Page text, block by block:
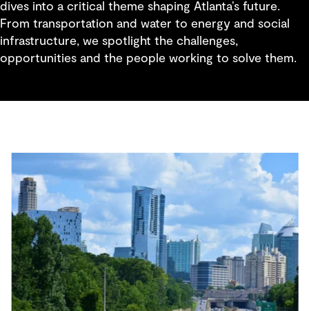
dives into a critical theme shaping Atlanta’s future.
From transportation and water to energy and social
infrastructure, we spotlight the challenges,
opportunities and the people working to solve them.